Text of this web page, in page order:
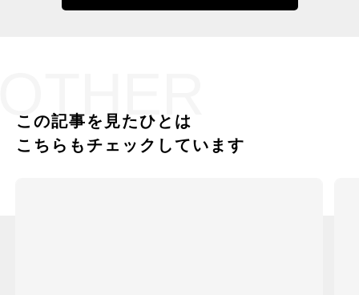
この記事を見たひとは
こちらもチェックしています